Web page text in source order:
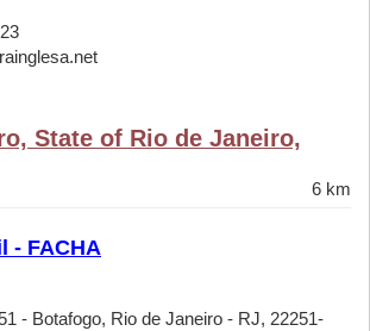
State of Rio de Janeiro,
6 km
- FACHA
- Botafogo, Rio de Janeiro - RJ, 22251-